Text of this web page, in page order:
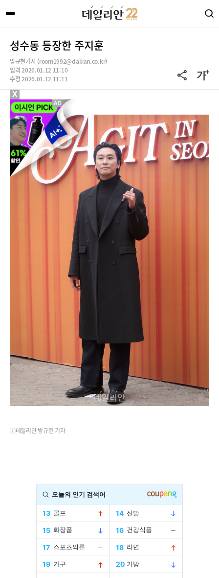
성수동 등장한 주지훈
방규현기자 (room1992@dailian.co.kr)
입력 2026.01.12 11:10
수정 2026.01.12 11:11
ⓒ데일리안 방규현 기자
X